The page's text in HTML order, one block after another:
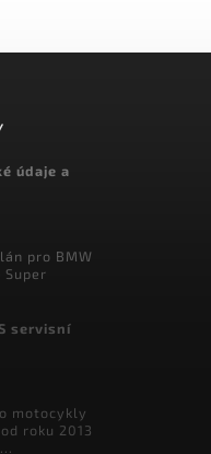
údaje a
pro BMW
Super
servisní
motocykly
roku 2013